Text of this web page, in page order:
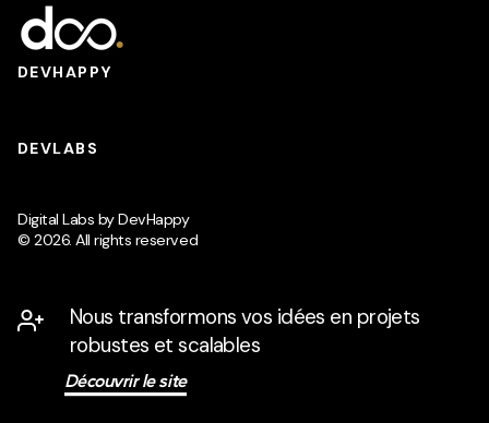
DEVHAPPY
DEVLABS
Digital Labs by DevHappy
© 2026. All rights reserved
Nous transformons vos idées en projets
robustes et scalables
Découvrir le site